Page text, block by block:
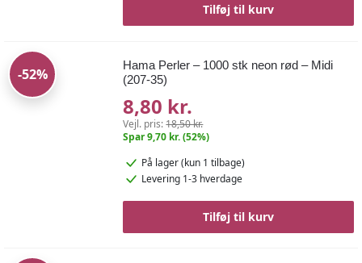
Tilføj til kurv
-52%
Hama Perler – 1000 stk neon rød – Midi
(207-35)
8,80 kr.
Vejl. pris:18,50 kr.
Spar 9,70 kr. (52%)
På lager(kun 1 tilbage)
Levering 1-3 hverdage
Tilføj til kurv